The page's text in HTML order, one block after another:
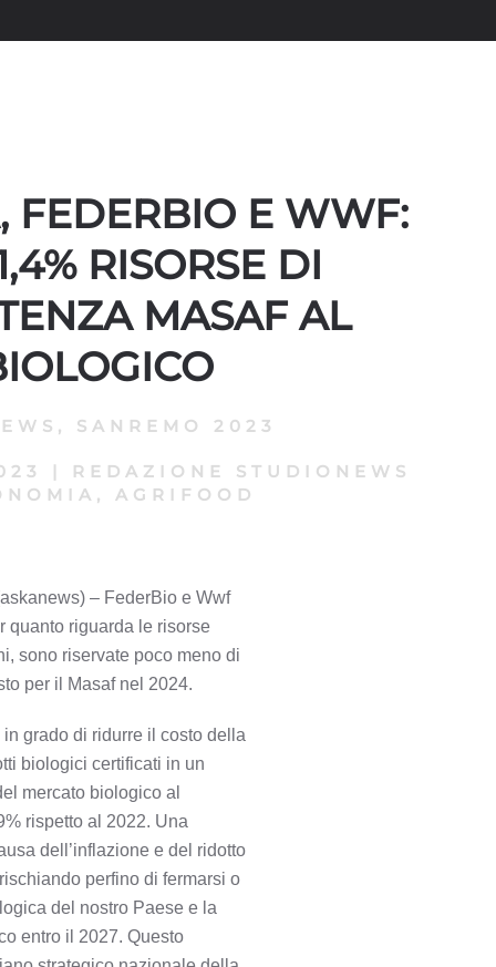
FEDERBIO E WWF:
RISORSE DI
MASAF AL
, SANREMO 2023
|
REDAZIONE STUDIONEWS
AGRIFOOD
– FederBio e Wwf
quanto riguarda le risorse
sono riservate poco meno di
per il Masaf nel 2024.
grado di ridurre il costo della
biologici certificati in un
mercato biologico al
rispetto al 2022. Una
dell’inflazione e del ridotto
perfino di fermarsi o
del nostro Paese e la
entro il 2027. Questo